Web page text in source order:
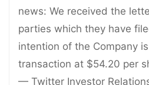
news: We received the
parties which they have
intention of the Company
transaction at $54.20 per
— Twitter Investor